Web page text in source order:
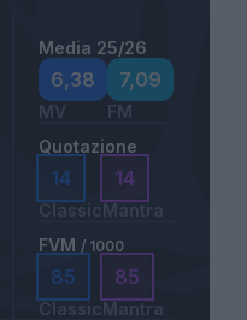
Media 25/26
6,38
MV
7,09
FM
Quotazione
14
Classic
14
Mantra
FVM / 1000
85
Classic
85
Mantra